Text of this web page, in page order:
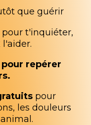
que guérir
pour t'inquiéter,
l'aider.
repérer
pour
les douleurs